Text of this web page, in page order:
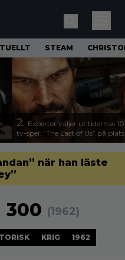
STEAM
2. Experter väljer ut tidernas
tv-spel: ”The Last of Us” på
när han läste
300 (1962)
KRIG 1962